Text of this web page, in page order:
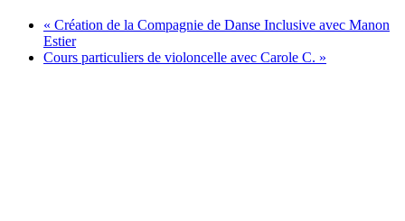
« Création de la Compagnie de Danse Inclusive avec Manon
Estier
Cours particuliers de violoncelle avec Carole C. »